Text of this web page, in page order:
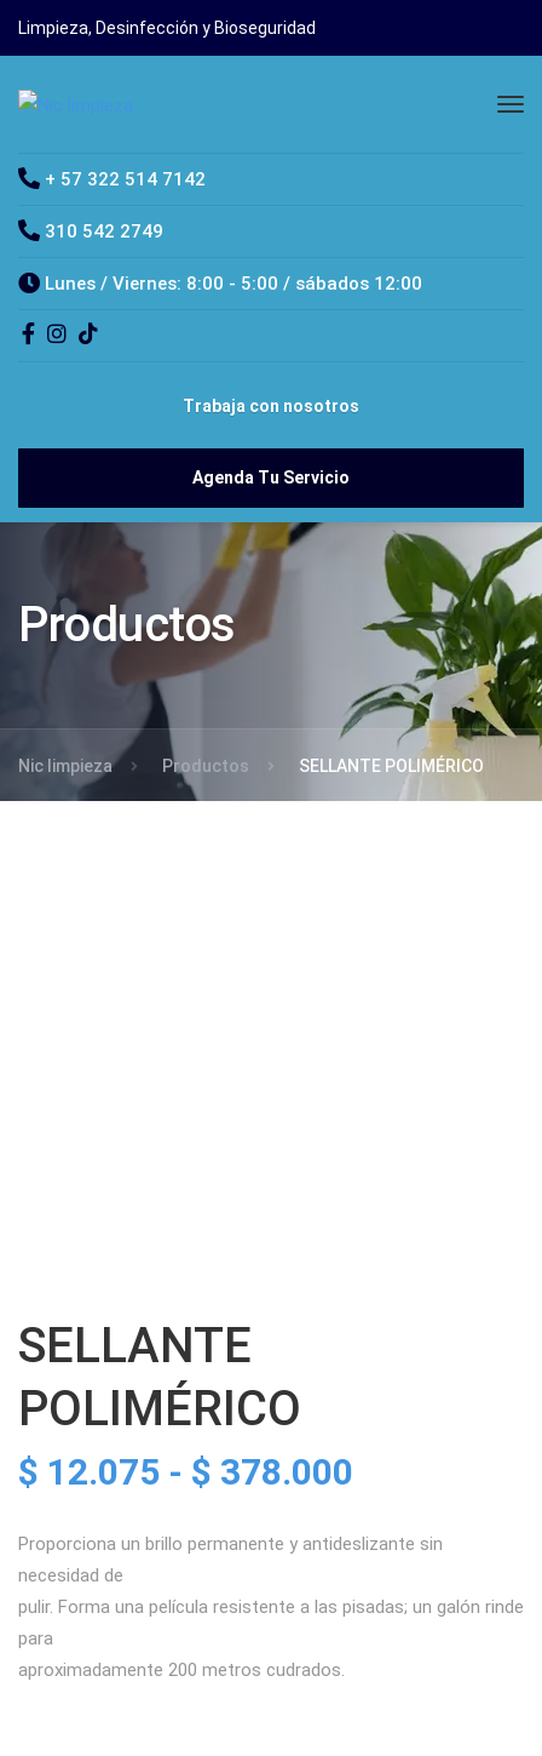
Limpieza, Desinfección y Bioseguridad
+ 57 322 514 7142
310 542 2749
Lunes / Viernes: 8:00 - 5:00 / sábados 12:00
Trabaja con nosotros
Agenda Tu Servicio
Productos
Nic limpieza Productos SELLANTE POLIMÉRICO
SELLANTE
POLIMÉRICO
$ 12.075 - $ 378.000
de
precios:
Proporciona un brillo permanente y antideslizante sin
necesidad de
pulir. Forma una película resistente a las pisadas; un galón rinde
para
aproximadamente 200 metros cudrados.